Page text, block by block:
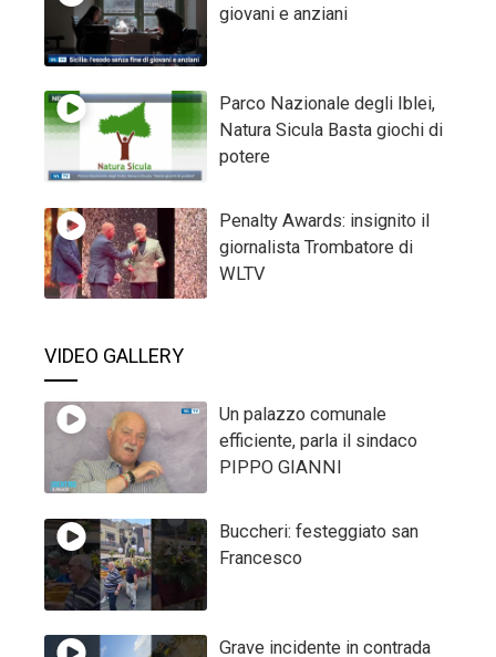
giovani e anziani
Parco Nazionale degli Iblei,
Natura Sicula Basta giochi di
potere
Penalty Awards: insignito il
giornalista Trombatore di
WLTV
VIDEO GALLERY
Un palazzo comunale
efficiente, parla il sindaco
PIPPO GIANNI
Buccheri: festeggiato san
Francesco
Grave incidente in contrada